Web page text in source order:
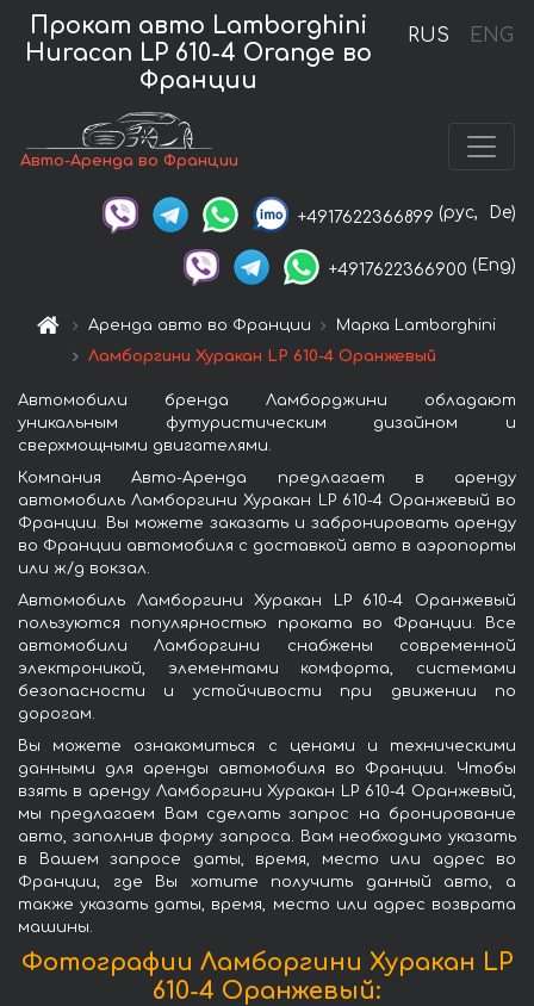
RUS ENG
Прокат авто Lamborghini
Huracan LP 610-4 Orange во
Франции
Авто-Аренда во Франции
+4917622366899 (рус, De)
+4917622366900 (Eng)
Аренда авто во Франции
Марка Lamborghini
Ламборгини Хуракан LP 610-4 Оранжевый
Автомобили бренда Ламборджини обладают
уникальным футуристическим дизайном и
сверхмощными двигателями.
Компания Авто-Аренда предлагает в аренду
автомобиль Ламборгини Хуракан LP 610-4 Оранжевый во
Франции. Вы можете заказать и забронировать аренду
во Франции автомобиля с доставкой авто в аэропорты
или ж/д вокзал.
Автомобиль Ламборгини Хуракан LP 610-4 Оранжевый
пользуются популярностью проката во Франции. Все
автомобили Ламборгини снабжены современной
электроникой, элементами комфорта, системами
безопасности и устойчивости при движении по
дорогам.
Вы можете ознакомиться с ценами и техническими
данными для аренды автомобиля во Франции. Чтобы
взять в аренду Ламборгини Хуракан LP 610-4 Оранжевый,
мы предлагаем Вам сделать запрос на бронирование
авто, заполнив форму запроса. Вам необходимо указать
в Вашем запросе даты, время, место или адрес во
Франции, где Вы хотите получить данный авто, а
также указать даты, время, место или адрес возврата
машины.
Фотографии Ламборгини Хуракан LP
610-4 Оранжевый: